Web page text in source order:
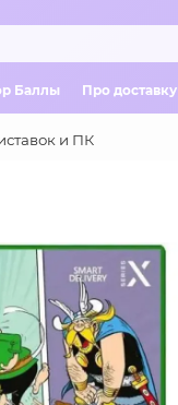
Баллы Про доставку
и ПК